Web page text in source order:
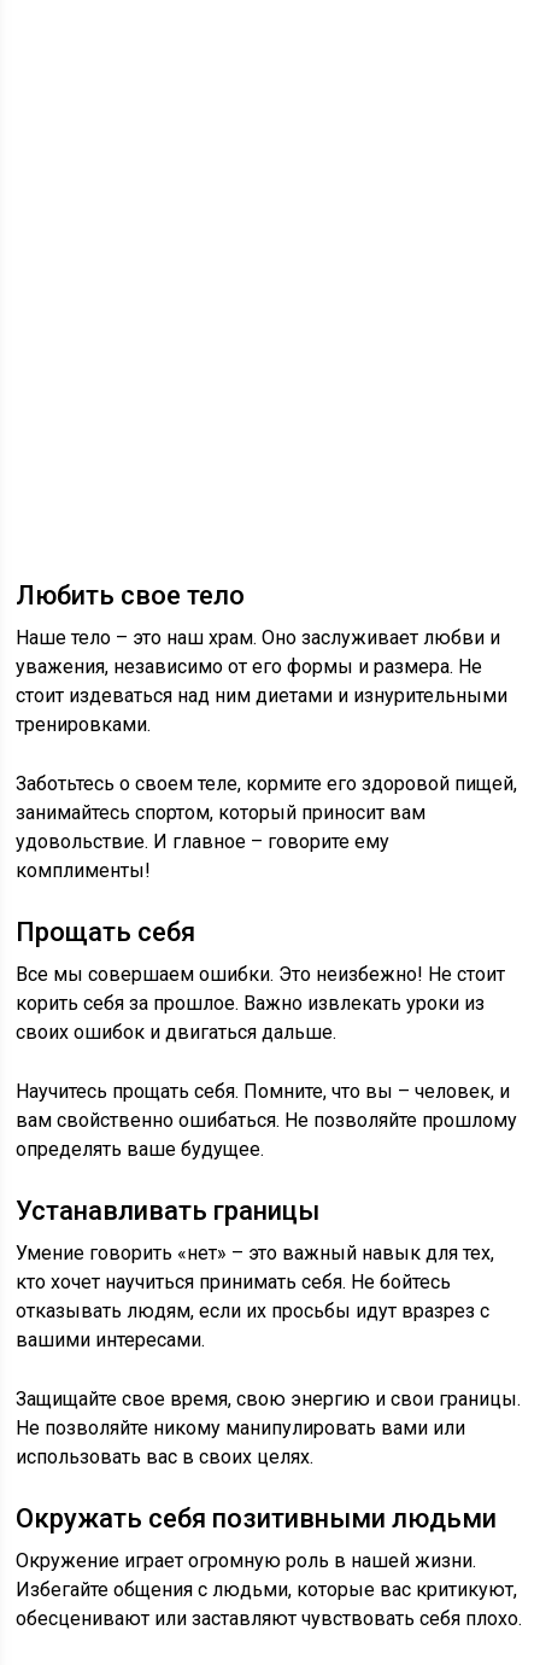
Любить свое тело
Наше тело – это наш храм. Оно заслуживает любви и
уважения, независимо от его формы и размера. Не
стоит издеваться над ним диетами и изнурительными
тренировками.
Заботьтесь о своем теле, кормите его здоровой пищей,
занимайтесь спортом, который приносит вам
удовольствие. И главное – говорите ему
комплименты!
Прощать себя
Все мы совершаем ошибки. Это неизбежно! Не стоит
корить себя за прошлое. Важно извлекать уроки из
своих ошибок и двигаться дальше.
Научитесь прощать себя. Помните, что вы – человек, и
вам свойственно ошибаться. Не позволяйте прошлому
определять ваше будущее.
Устанавливать границы
Умение говорить «нет» – это важный навык для тех,
кто хочет научиться принимать себя. Не бойтесь
отказывать людям, если их просьбы идут вразрез с
вашими интересами.
Защищайте свое время, свою энергию и свои границы.
Не позволяйте никому манипулировать вами или
использовать вас в своих целях.
Окружать себя позитивными людьми
Окружение играет огромную роль в нашей жизни.
Избегайте общения с людьми, которые вас критикуют,
обесценивают или заставляют чувствовать себя плохо.